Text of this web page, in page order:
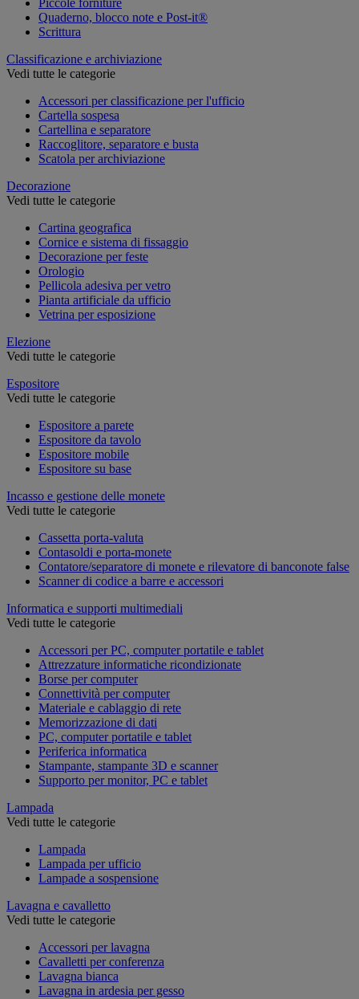
Quaderno, blocco note e Post-it®
Scrittura
Classificazione e archiviazione
Vedi tutte le categorie
Accessori per classificazione per l'ufficio
Cartella sospesa
Cartellina e separatore
Raccoglitore, separatore e busta
Scatola per archiviazione
Decorazione
Vedi tutte le categorie
Cartina geografica
Cornice e sistema di fissaggio
Decorazione per feste
Orologio
Pellicola adesiva per vetro
Pianta artificiale da ufficio
Vetrina per esposizione
Elezione
Vedi tutte le categorie
Espositore
Vedi tutte le categorie
Espositore a parete
Espositore da tavolo
Espositore mobile
Espositore su base
Incasso e gestione delle monete
Vedi tutte le categorie
Cassetta porta-valuta
Contasoldi e porta-monete
Contatore/separatore di monete e rilevatore di banconote false
Scanner di codice a barre e accessori
Informatica e supporti multimediali
Vedi tutte le categorie
Accessori per PC, computer portatile e tablet
Attrezzature informatiche ricondizionate
Borse per computer
Connettività per computer
Materiale e cablaggio di rete
Memorizzazione di dati
PC, computer portatile e tablet
Periferica informatica
Stampante, stampante 3D e scanner
Supporto per monitor, PC e tablet
Lampada
Vedi tutte le categorie
Lampada
Lampada per ufficio
Lampade a sospensione
Lavagna e cavalletto
Vedi tutte le categorie
Accessori per lavagna
Cavalletti per conferenza
Lavagna bianca
Lavagna in ardesia per gesso